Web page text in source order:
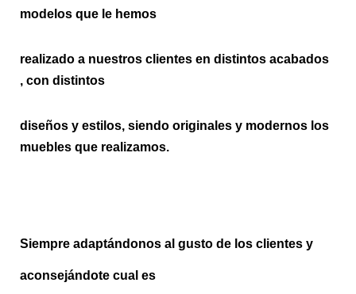
modelos que le hemos
realizado a nuestros clientes en distintos acabados
, con distintos
diseños y estilos, siendo originales y modernos los
muebles que realizamos.
Siempre adaptándonos al gusto de los clientes y
aconsejándote cual es